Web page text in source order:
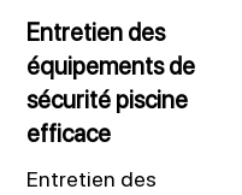
piscine
efficace
Entretien des
équipements de
sécurité piscine
efficace
Entretien des